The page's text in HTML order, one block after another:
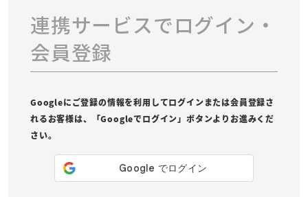
連携サービスでログイン・
会員登録
Googleにご登録の情報を利用してログインまたは会員登録さ
れるお客様は、「Googleでログイン」ボタンよりお進みくだ
さい。